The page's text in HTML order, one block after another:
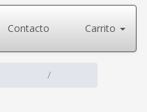
Contacto Carrito